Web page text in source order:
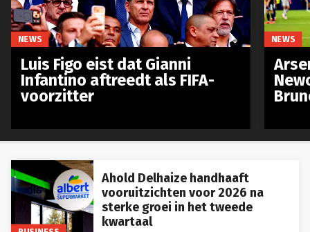
BUSINESS
Ahold Delhaize handhaaft
vooruitzichten voor 2026 na
sterke groei in het tweede
kwartaal
NEWS
Luis Figo eist dat Gianni
Infantino aftreedt als FIFA-
voorzitter
NEWS